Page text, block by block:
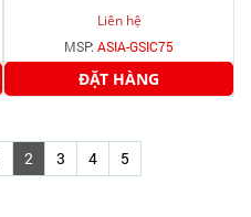
Liên hệ
MSP: ASIA-GSIC75
ĐẶT HÀNG
2 3 4
5